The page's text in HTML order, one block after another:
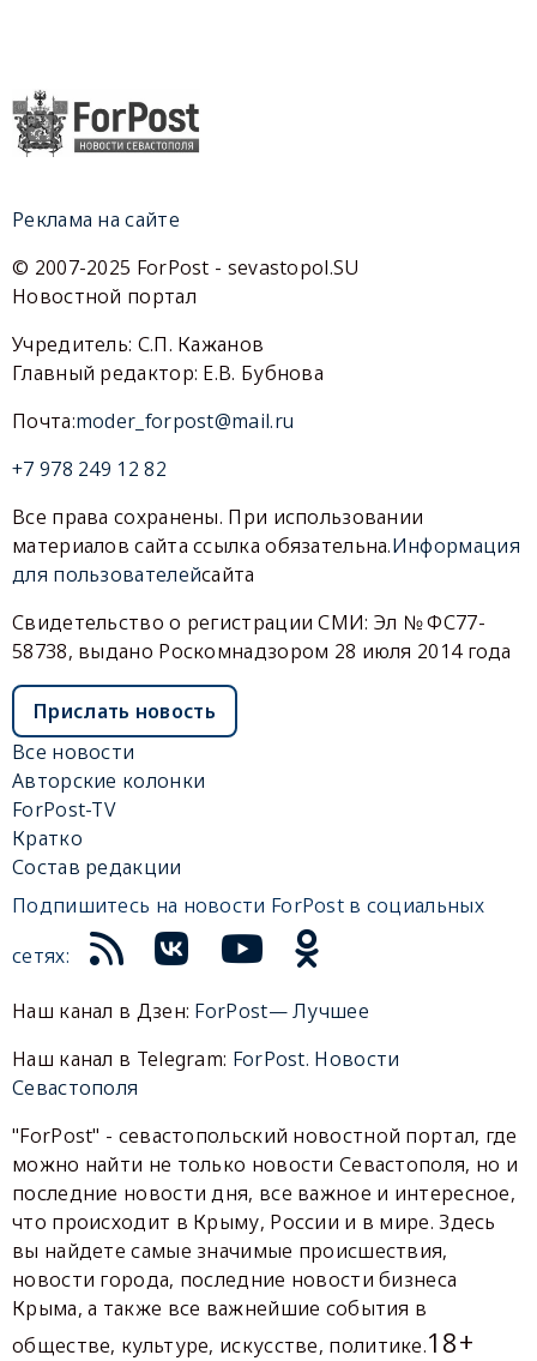
Реклама на сайте
© 2007-2025 ForPost - sevastopol.SU
Новостной портал
Учредитель: С.П. Кажанов
Главный редактор: Е.В. Бубнова
Почта:moder_forpost@mail.ru
+7 978 249 12 82
Все права сохранены. При использовании
материалов сайта ссылка обязательна.Информация
для пользователейсайта
Свидетельство о регистрации СМИ: Эл № ФС77-
58738, выдано Роскомнадзором 28 июля 2014 года
Прислать новость
Все новости
Авторские колонки
ForPost-TV
Кратко
Состав редакции
Подпишитесь на новости ForPost в социальных
сетях:
Наш канал в Дзен: ForPost— Лучшее
Наш канал в Telegram: ForPost. Новости
Севастополя
"ForPost" - севастопольский новостной портал, где
можно найти не только новости Севастополя, но и
последние новости дня, все важное и интересное,
что происходит в Крыму, России и в мире. Здесь
вы найдете самые значимые происшествия,
новости города, последние новости бизнеса
Крыма, а также все важнейшие события в
обществе, культуре, искусстве, политике.18+